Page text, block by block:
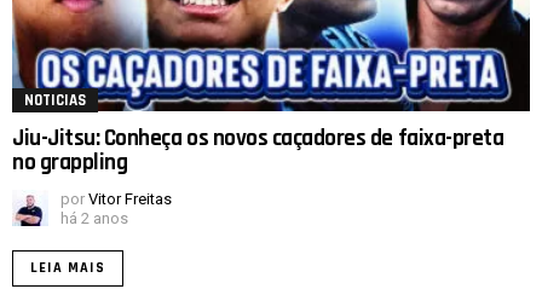
NOTICIAS
Jiu-Jitsu: Conheça os novos caçadores de faixa-preta
no grappling
por Vitor Freitas
há 2 anos
LEIA MAIS